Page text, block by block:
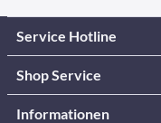
Service Hotline
Shop Service
Informationen